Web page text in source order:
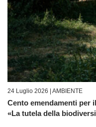
24 Luglio 2026 | AMBIENTE
Cento emendamenti per
«La tutela della